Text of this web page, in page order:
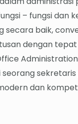
– fungsi dan
secara baik,
dengan
dan